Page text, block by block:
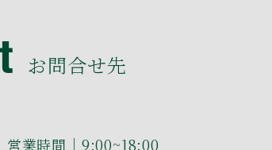
お問合せ先
業時間｜9:00~18:00